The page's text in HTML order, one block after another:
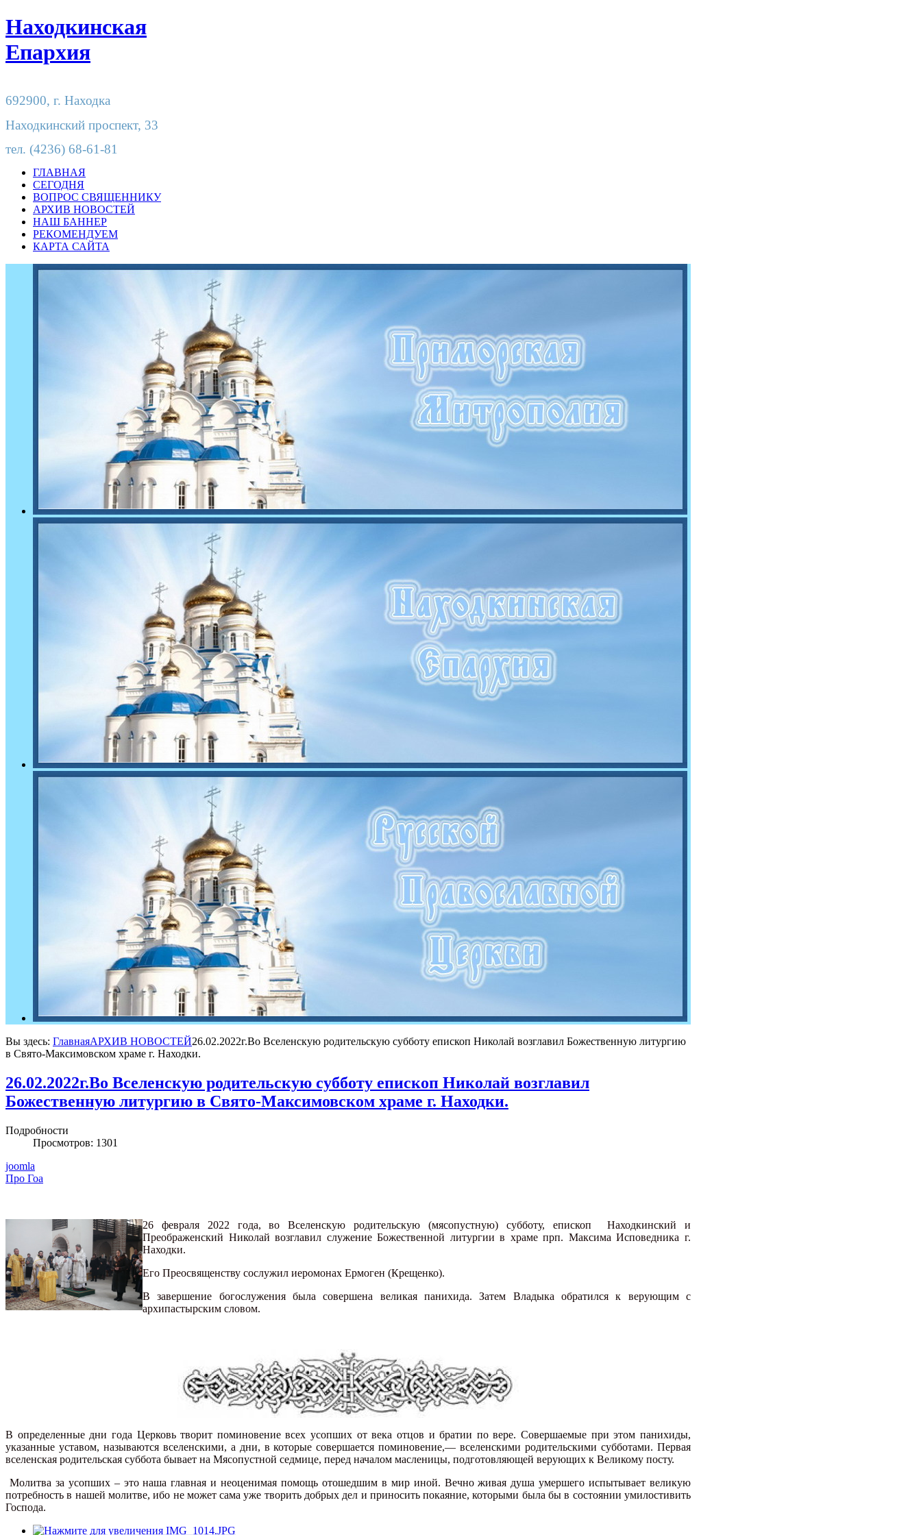
Находкинская
Епархия
692900, г. Находка
Находкинский проспект, 33
тел. (4236) 68-61-81
ГЛАВНАЯ
СЕГОДНЯ
ВОПРОС СВЯЩЕННИКУ
АРХИВ НОВОСТЕЙ
НАШ БАННЕР
РЕКОМЕНДУЕМ
КАРТА САЙТА
Вы здесь: ГлавнаяАРХИВ НОВОСТЕЙ26.02.2022г.Во Вселенскую родительскую субботу епископ Николай возглавил Божественную литургию
в Свято-Максимовском храме г. Находки.
26.02.2022г.Во Вселенскую родительскую субботу епископ Николай возглавил
Божественную литургию в Свято-Максимовском храме г. Находки.
Подробности
Просмотров: 1301
joomla
Про Гоа
26 февраля 2022 года, во Вселенскую родительскую (мясопустную) субботу, епископ Находкинский и
Преображенский Николай возглавил служение Божественной литургии в храме прп. Максима Исповедника г.
Находки.
Его Преосвященству сослужил иеромонах Ермоген (Крещенко).
В завершение богослужения была совершена великая панихида. Затем Владыка обратился к верующим с
архипастырским словом.
В определенные дни года Церковь творит поминовение всех усопших от века отцов и братии по вере. Совершаемые при этом панихиды,
указанные уставом, называются вселенскими, а дни, в которые совершается поминовение,— вселенскими родительскими субботами. Первая
вселенская родительская суббота бывает на Мясопустной седмице, перед началом масленицы, подготовляющей верующих к Великому посту.
Молитва за усопших – это наша главная и неоценимая помощь отошедшим в мир иной. Вечно живая душа умершего испытывает великую
потребность в нашей молитве, ибо не может сама уже творить добрых дел и приносить покаяние, которыми была бы в состоянии умилостивить
Господа.